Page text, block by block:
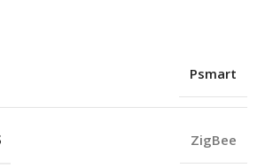
Psmart
ZigBee